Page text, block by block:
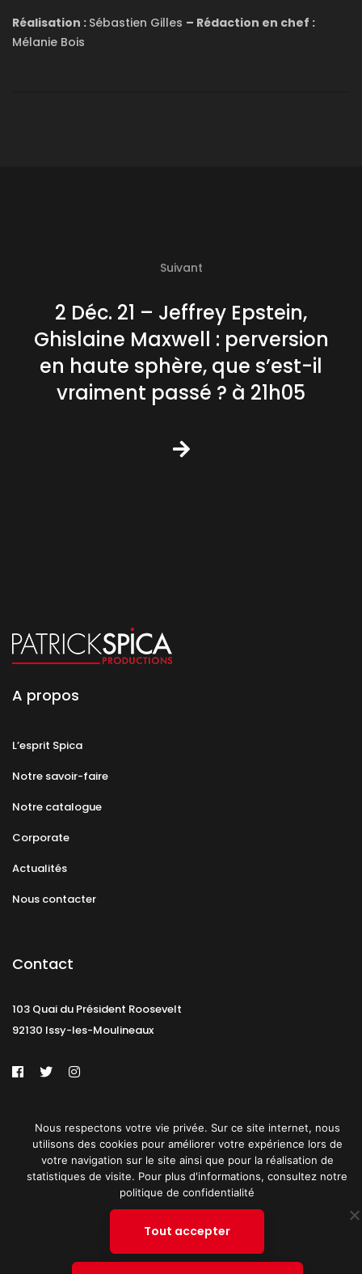
Réalisation : Sébastien Gilles – Rédaction en chef :
Mélanie Bois
Suivant
2 Déc. 21 – Jeffrey Epstein,
Ghislaine Maxwell : perversion
en haute sphère, que s’est-il
vraiment passé ? à 21h05
A propos
L’esprit Spica
Notre savoir-faire
Notre catalogue
Corporate
Actualités
Nous contacter
Contact
103 Quai du Président Roosevelt
92130 Issy-les-Moulineaux
Plan du site
© 2019 PATRICK SPICA PRODUCTIONS. Tous droits réservés.
Nous respectons votre vie privée. Sur ce site internet, nous
utilisons des cookies pour améliorer votre expérience lors de
votre navigation sur le site ainsi que pour la réalisation de
statistiques de visite. Pour plus d'informations, consultez notre
politique de confidentialité
Tout accepter